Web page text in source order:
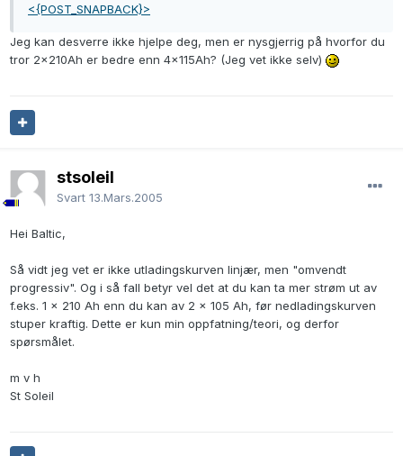
<{POST_SNAPBACK}>
Jeg kan desverre ikke hjelpe deg, men er nysgjerrig på hvorfor du
tror 2x210Ah er bedre enn 4x115Ah? (Jeg vet ikke selv)
stsoleil
Svart 13.Mars.2005
Hei Baltic,
Så vidt jeg vet er ikke utladingskurven linjær, men "omvendt
progressiv". Og i så fall betyr vel det at du kan ta mer strøm ut av
f.eks. 1 x 210 Ah enn du kan av 2 x 105 Ah, før nedladingskurven
stuper kraftig. Dette er kun min oppfatning/teori, og derfor
spørsmålet.
m v h
St Soleil